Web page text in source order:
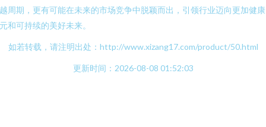
周期，更有可能在未来的市场竞争中脱颖而出，引领行业迈向更加健
和可持续的美好未来。
如若转载，请注明出处：http://www.xizang17.com/product/50.html
更新时间：2026-08-08 01:52:03